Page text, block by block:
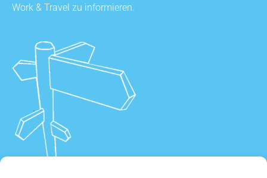
Work & Travel zu informieren.